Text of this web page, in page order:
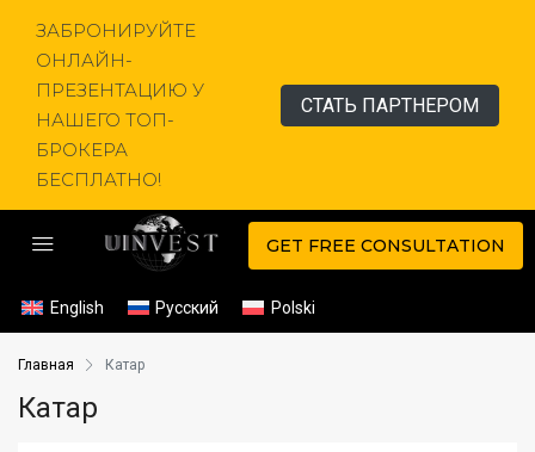
ЗАБРОНИРУЙТЕ
ОНЛАЙН-
ПРЕЗЕНТАЦИЮ У
НАШЕГО ТОП-
БРОКЕРА
БЕСПЛАТНО!
СТАТЬ ПАРТНЕРОМ
GET FREE CONSULTATION
English Русский Polski
Главная Катар
Катар